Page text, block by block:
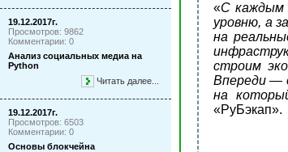
19.12.2017г.
Просмотров: 9862
Комментарии: 0
Анализ социальных медиа на
Python
Читать далее...
19.12.2017г.
Просмотров: 6503
Комментарии: 0
Основы блокчейна
«С каждым
уровню, а
на
строим
Впереди —
на
«РуБэкап».